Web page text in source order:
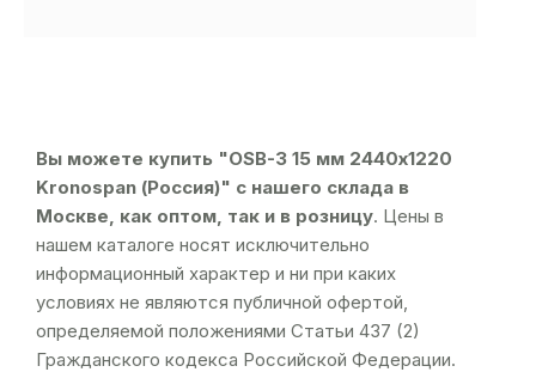
Вы можете купить "OSB-3 15 мм 2440х1220
Kronospan (Россия)" с нашего склада в
Москве, как оптом, так и в розницу. Цены в
нашем каталоге носят исключительно
информационный характер и ни при каких
условиях не являются публичной офертой,
определяемой положениями Статьи 437 (2)
Гражданского кодекса Российской Федерации.